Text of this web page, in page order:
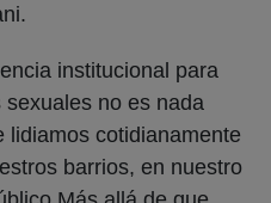
institucional para
no es nada
lidiamos cotidianamente
barrios, en nuestro